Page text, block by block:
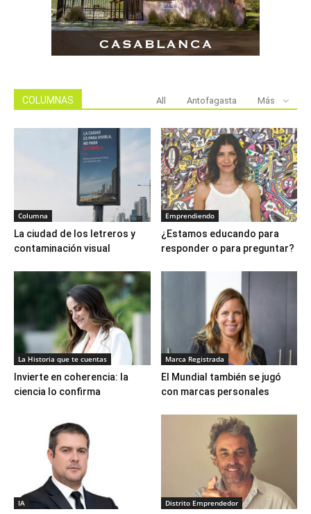
COLUMNAS All Antofagasta Más
Columna
La ciudad de los letreros y
contaminación visual
Emprendiendo
¿Estamos educando para
responder o para preguntar?
La Historia que te cuentas
Invierte en coherencia: la
ciencia lo confirma
Marca Registrada
El Mundial también se jugó
con marcas personales
IA Distrito Emprendedor